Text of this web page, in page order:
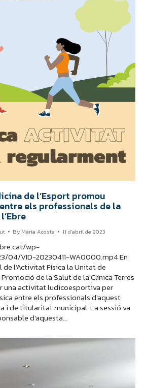
de l’Esport promou
els professionals de la
By Maria Acosta 11 d'abril de 2023
wp-
04/VID-20230411-WA0000.mp4 En
l’Activitat Física la Unitat de
de la Salut de la Clínica Terres
una activitat ludicoesportiva per
entre els professionals d’aquest
i de titularitat municipal. La sessió va
d’aquesta…